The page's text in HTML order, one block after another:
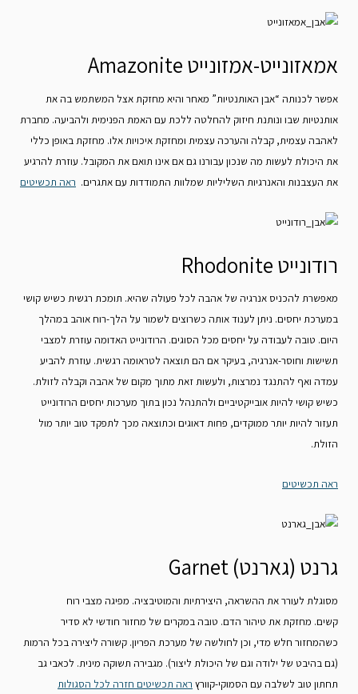
אמאזונייט-אמזונייט Amazonite
אפשר לכנותה “אבן האותנטיות” מאחר והיא מחזקת אצל המשתמש בה את
אותנטיות שבו ונותנת חיזוק להחלטה ללכת עם האמת הפנימית ולהביעה. מחברת
לאהבה עצמית, קבלה והערכה עצמית ומחזקת איכויות אלו. מחזקת באופן כללי
את היכולת לעשות מה שנכון עבורנו גם אם אינו תואם את המקובל. עוזרת להרגיע
את העצבנות והאנרגיות השליליות שמלוות התמודדות עם אתגרים. ראה תכשיטים
רודונייט Rhodonite
מאפשרת להכניס אנרגיה של אהבה לכל פעולה שהיא. תומכת רגשית כשיש קושי
במערכת יחסים. ניתן לענוד אותה כשרוצים לשמור על הלך-רוח אוהב במהלך
היום. טובה לעבודה על יחסים מכל הסוגים. הרודונייט האדומה עוזרת למצבי
תשישות וחוסר-אנרגיה, בעיקר אם הם תוצאה לטראומה רגשית. עוזרת להביע
עמדה ואף להתנגד נמרצות, ולעשות זאת מתוך מקום של אהבה וקבלה לזולת.
כשיש קושי להיות אובייקטיביים ולהתנהל נכון בתוך מערכות יחסים הרודונייט
תעזור להיות יותר ממוקדים, פחות דאוגים וכתוצאה מכך לתפקד טוב יותר מול
הזולת.
ראה תכשיטים
גרנט (גארנט) Garnet
מסוגלת לעורר את ההשראה, היצירתיות והמוטיבציה. מפיגה מצבי רוח
קשים. מחזקת את טיהור הדם. טובה במקרים של מחזור חודשי לא סדיר
כשהמחזור חלש מדי, וכן לחולשה של מערכת הפריון. קשורה ליצירה בכל הרמות
(גם בהיבט של ילודה וגם של היכולת ליצור). מגבירה תשוקה מינית. לכאבי גב
תחתון טוב לשלבה עם הסמוקי-קוורץ ראה תכשיטים חזרה לכל הסגולות